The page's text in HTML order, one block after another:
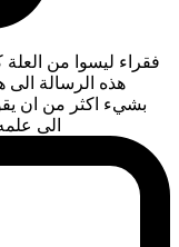
فقراء ليسوا من العلة
هذه الرسالة الى
بشيء اكثر من ان
الى